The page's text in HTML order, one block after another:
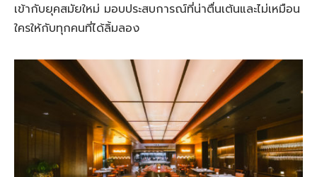
เข้ากับยุคสมัยใหม่ มอบประสบการณ์ที่น่าตื่นเต้นและไม่เหมือน
ใครให้กับทุกคนที่ได้ลิ้มลอง